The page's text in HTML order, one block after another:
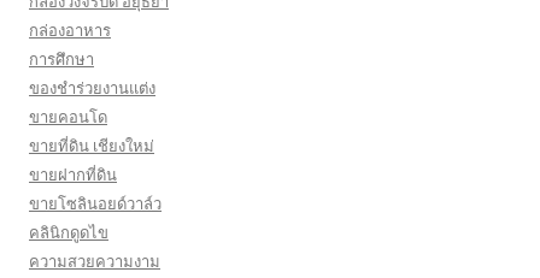
กล่องอาหาร
การศึกษา
ของชำร่วยงานแต่ง
ขายคอนโด
ขายที่ดิน เชียงใหม่
ขายฝากที่ดิน
ขายโซลินอยด์วาล์ว
คลินิกดูดไข
ความสวยความงาม